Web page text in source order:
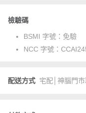
檢驗碼
BSMI 字號： 免驗
NCC 字號：
配送方式 宅配│神腦門